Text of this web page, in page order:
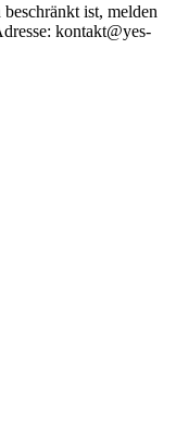
ist, melden
kontakt@yes-